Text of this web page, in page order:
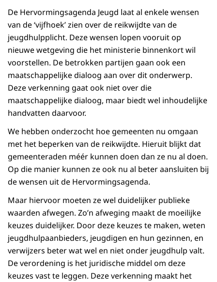
De Hervormingsagenda Jeugd laat al enkele wensen
van de ‘vijfhoek’ zien over de reikwijdte van de
jeugdhulpplicht. Deze wensen lopen vooruit op
nieuwe wetgeving die het ministerie binnenkort wil
voorstellen. De betrokken partijen gaan ook een
maatschappelijke dialoog aan over dit onderwerp.
Deze verkenning gaat ook niet over die
maatschappelijke dialoog, maar biedt wel inhoudelijke
handvatten daarvoor.
We hebben onderzocht hoe gemeenten nu omgaan
met het beperken van de reikwijdte. Hieruit blijkt dat
gemeenteraden méér kunnen doen dan ze nu al doen.
Op die manier kunnen ze ook nu al beter aansluiten bij
de wensen uit de Hervormingsagenda.
Maar hiervoor moeten ze wel duidelijker publieke
waarden afwegen. Zo’n afweging maakt de moeilijke
keuzes duidelijker. Door deze keuzes te maken, weten
jeugdhulpaanbieders, jeugdigen en hun gezinnen, en
verwijzers beter wat wel en niet onder jeugdhulp valt.
De verordening is het juridische middel om deze
keuzes vast te leggen. Deze verkenning maakt het